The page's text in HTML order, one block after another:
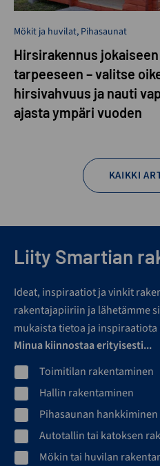
Mökit ja huvilat, Pihasaunat
Hirsirakennus jokaiseen
tarpeeseen – valitse
hirsivahvuus ja nauti
ajasta ympäri vuoden
KAIKKI
Liity Smartian
Ideat, inspiraatiot ja vinkit
rakentajapiiriin ja lähetämme
mukaista tietoa ja
Minua kiinnostaa erityisesti...
Toimitilan rakentaminen
Hallin rakentaminen
Pihasaunan hankkiminen
Autotallin tai katoksen
Mökin tai huvilan